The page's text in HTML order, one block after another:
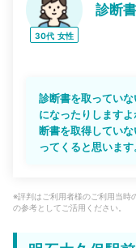
30代 女性
診断
診断書を取ってい
になったりします
断書を取得してい
ってくると思います
※評判はご利用者様のご利用当時
の参考としてご活用ください。